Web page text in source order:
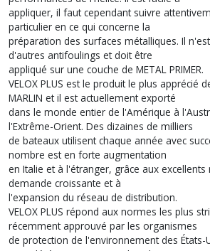
appliquer, il faut cependant suivre
particulier en ce qui concerne la
préparation des surfaces métalliques. Il
d'autres antifoulings et doit être
appliqué sur une couche de METAL PRIMER.
VELOX PLUS est le produit le plus apprécié
MARLIN et il est actuellement exporté
dans le monde entier de l'Amérique à
l'Extrême-Orient. Des dizaines de milliers
de bateaux utilisent chaque année avec
nombre est en forte augmentation
en Italie et à l'étranger, grâce aux
demande croissante et à
l'expansion du réseau de distribution.
VELOX PLUS répond aux normes les plus
récemment approuvé par les organismes
de protection de l'environnement des États-